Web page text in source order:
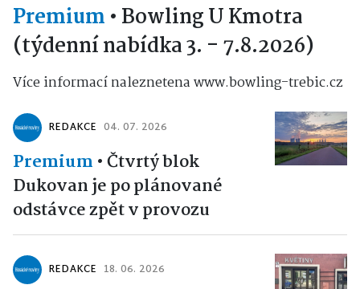
Premium • Bowling U Kmotra
(týdenní nabídka 3. - 7.8.2026)
Více informací naleznetena www.bowling-trebic.cz
REDAKCE 04. 07. 2026
Premium •Čtvrtý blok
Dukovan je po plánované
odstávce zpět v provozu
REDAKCE 18. 06. 2026